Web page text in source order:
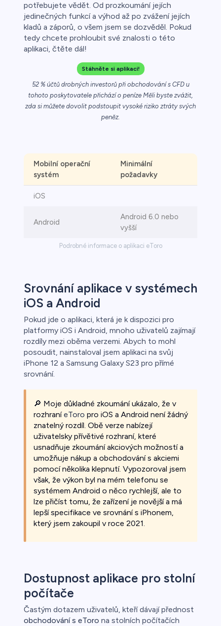
potřebujete vědět. Od prozkoumání jejích
jedinečných funkcí a výhod až po zvážení jejích
kladů a záporů, o všem jsem se dozvěděl. Pokud
tedy chcete prohloubit své znalosti o této
aplikaci, čtěte dál!
Stáhněte si aplikaci!
52 % účtů drobných investorů při obchodování s CFD u
tohoto poskytovatele přichází o peníze Měli byste zvážit,
zda si můžete dovolit podstoupit vysoké riziko ztráty svých
peněz.
Podrobné informace o aplikaci eToro
Mobilní operační
systém
Minimální
požadavky
iOS
Android
Android 6.0 nebo
vyšší
Srovnání aplikace v systémech
iOS a Android
Pokud jde o aplikaci, která je k dispozici pro
platformy iOS i Android, mnoho uživatelů zajímají
rozdíly mezi oběma verzemi. Abych to mohl
posoudit, nainstaloval jsem aplikaci na svůj
iPhone 12 a Samsung Galaxy S23 pro přímé
srovnání.
🔎 Moje důkladné zkoumání ukázalo, že v
rozhraníeToro pro iOS a Android není žádný
znatelný rozdíl. Obě verze nabízejí
uživatelsky přívětivé rozhraní, které
usnadňuje zkoumání akciových možností a
umožňuje nákup a obchodování s akciemi
pomocí několika klepnutí. Vypozoroval jsem
však, že výkon byl na mém telefonu se
systémem Android o něco rychlejší, ale to
lze přičíst tomu, že zařízení je novější a má
lepší specifikace ve srovnání s iPhonem,
který jsem zakoupil v roce 2021.
Dostupnost aplikace pro stolní
počítače
Častým dotazem uživatelů, kteří dávají přednost
obchodování s eToro na stolních počítačích
o